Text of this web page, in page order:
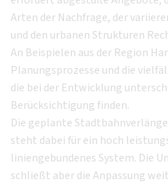
Arten der Nachfrage, der
und den urbanen Strukturen
An Beispielen aus der Region
Planungsprozesse und die
die bei der Entwicklung
Berücksichtigung finden.
Die geplante
steht dabei für ein hoch
liniengebundenes System. Die
schließt aber die Anpassung